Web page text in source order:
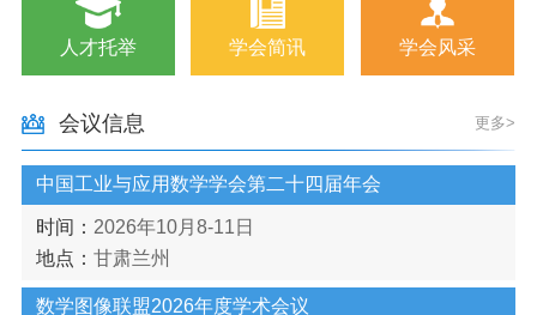
2026/06/08
人才托举 学会简讯 学会风采
会议信息 更多>
中国工业与应用数学学会第二十四届年会
时间： 2026年10月8-11日
地点： 甘肃兰州
数学图像联盟2026年度学术会议